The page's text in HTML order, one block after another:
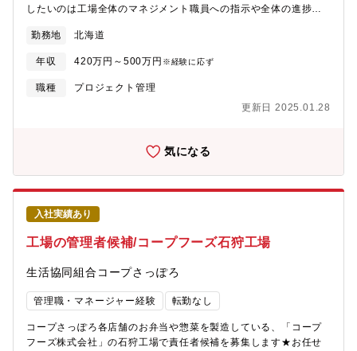
したいのは工場全体のマネジメント職員への指示や全体の進捗の
成で、無理なくお仕事していただけます。※正社員登用制度あり*
雇用元は「生活協同組合コープさっぽろ」*試用期間3ヶ月後、1回
目3ヶ月、2回目6か月、計1年の契約期間を経て、無期契約を想定
した採用です*原則引っ越しを伴う異動はありません*勤続1年後に
勤務地 北海道
年収 420万円～500万円 ※経験に応ず
職種
プロジェクト管理
更新日 2025.01.28
気になる
入社実績あり
工場の管理者候補/コープフーズ石狩工場
生活協同組合コープさっぽろ
管理職・マネージャー経験 転勤なし
コープさっぽろ各店舗のお弁当や惣菜を製造している、「コープ
フーズ株式会社」の石狩工場で責任者候補を募集します★お任せ